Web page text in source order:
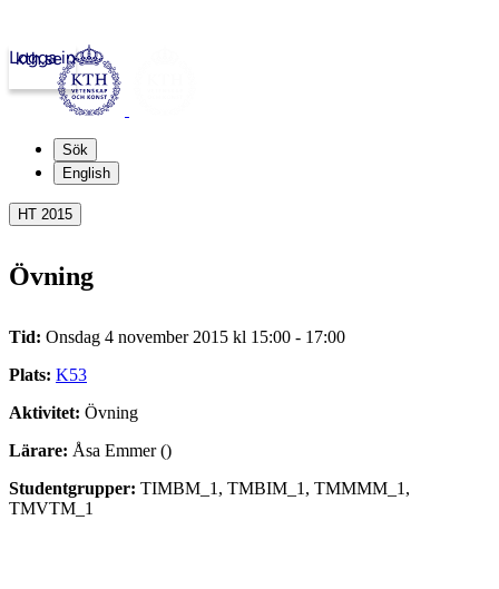
kth.se
Logga in
Sök
English
HT 2015
Övning
Tid: Onsdag 4 november 2015 kl 15:00 - 17:00
Plats: K53
Aktivitet: Övning
Lärare: Åsa Emmer ()
Studentgrupper: TIMBM_1, TMBIM_1, TMMMM_1,
TMVTM_1